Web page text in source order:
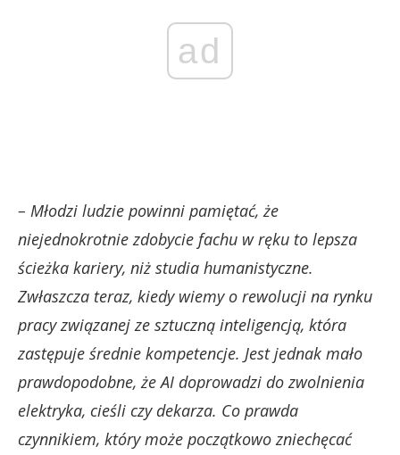
ad
– Młodzi ludzie powinni pamiętać, że
niejednokrotnie zdobycie fachu w ręku to lepsza
ścieżka kariery, niż studia humanistyczne.
Zwłaszcza teraz, kiedy wiemy o rewolucji na rynku
pracy związanej ze sztuczną inteligencją, która
zastępuje średnie kompetencje. Jest jednak mało
prawdopodobne, że AI doprowadzi do zwolnienia
elektryka, cieśli czy dekarza. Co prawda
czynnikiem, który może początkowo zniechęcać